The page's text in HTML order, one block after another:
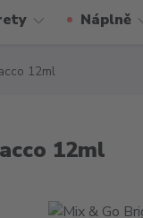
Náplně
12ml
12ml